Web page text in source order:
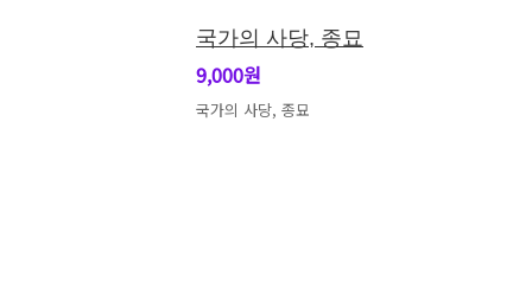
국가의 사당, 종묘
9,000원
국가의 사당, 종묘